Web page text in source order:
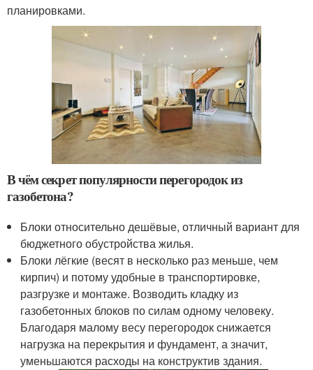
планировками.
В чём секрет популярности перегородок из
газобетона?
Блоки относительно дешёвые, отличный вариант для
бюджетного обустройства жилья.
Блоки лёгкие (весят в несколько раз меньше, чем
кирпич) и потому удобные в транспортировке,
разгрузке и монтаже. Возводить кладку из
газобетонных блоков по силам одному человеку.
Благодаря малому весу перегородок снижается
нагрузка на перекрытия и фундамент, а значит,
уменьшаются расходы на конструктив здания.